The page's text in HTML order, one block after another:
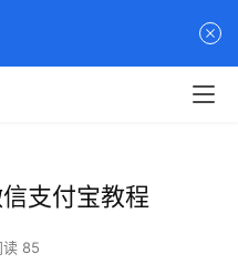
支付宝教程
读 85